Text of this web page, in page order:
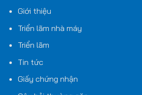
Giới thiệu
Triển lãm nhà máy
Triển lãm
Tin tức
Giấy chứng nhận